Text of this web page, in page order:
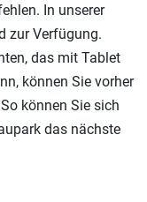
In unserer
zur Verfügung.
das mit Tablet
können Sie vorher
können Sie sich
das nächste